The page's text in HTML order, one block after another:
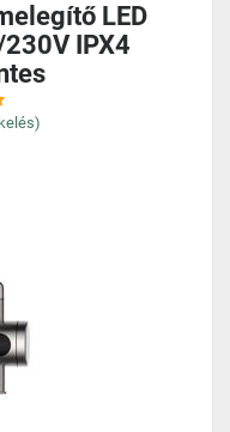
LED
IPX4